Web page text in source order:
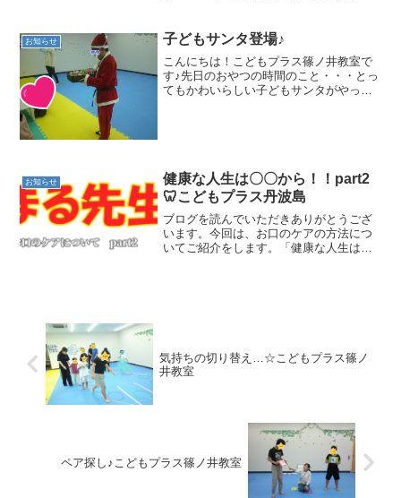
お知らせ 子どもサンタ登場♪
こんにちは！こどもプラス篠ノ井教室で
す♪先日のおやつの時間のこと・・・とっ
てもかわいらしい子どもサンタがやって
お知らせ
健康な人生は〇〇から！！part2
🦷こどもプラス丹波島
ブログを読んでいただきありがとうござ
います。今回は、お口のケアの方法につ
いてご紹介をします。「健康な人生は〇
気持ちの切り替え…☆こどもプラス篠ノ
井教室
ペア探し♪こどもプラス篠ノ井教室